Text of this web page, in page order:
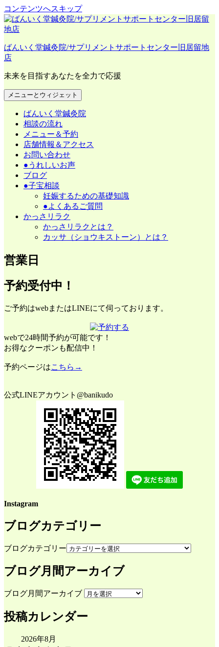
コンテンツへスキップ
ばんいく堂鍼灸院/サプリメントサポートセンター旧居留地
店
未来を目指すあなたを全力で応援
メニューとウィジェット
ばんいく堂鍼灸院
相談の流れ
メニュー＆予約
店舗情報＆アクセス
お問い合わせ
●うれしいお声
ブログ
●子宝相談
妊娠するための基礎知識
●よくあるご質問
かっさリラク
かっさリラクとは？
カッサ（ショウキストーン）とは？
営業日
予約受付中！
ご予約はwebまたはLINEにて伺っております。
webで24時間予約が可能です！
お得なクーポンも配信中！
予約ページはこちら→
公式LINEアカウント@banikudo
Instagram
ブログカテゴリー
ブログカテゴリー
ブログ月間アーカイブ
ブログ月間アーカイブ
投稿カレンダー
2026年8月